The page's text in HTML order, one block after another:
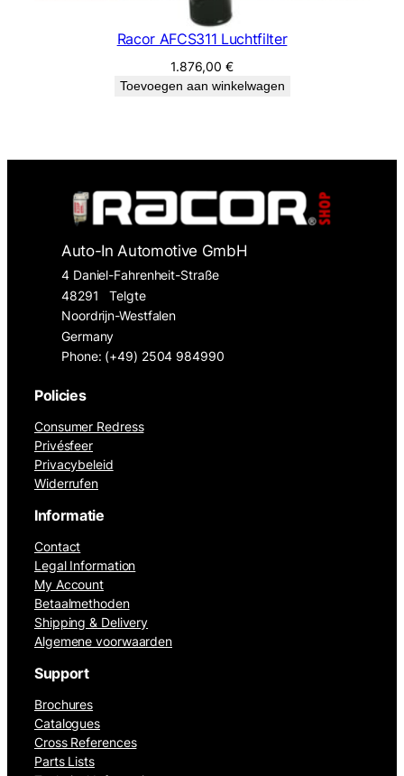
Racor AFCS311 Luchtfilter
1.876,00€
Toevoegen aan winkelwagen
Auto-In Automotive GmbH
4 Daniel-Fahrenheit-Straße
48291
Telgte
Noordrijn-Westfalen
Germany
Phone: (+49) 2504 984990
Policies
Consumer Redress
Privésfeer
Privacybeleid
Widerrufen
Informatie
Contact
Legal Information
My Account
Betaalmethoden
Shipping & Delivery
Algemene voorwaarden
Support
Brochures
Catalogues
Cross References
Parts Lists